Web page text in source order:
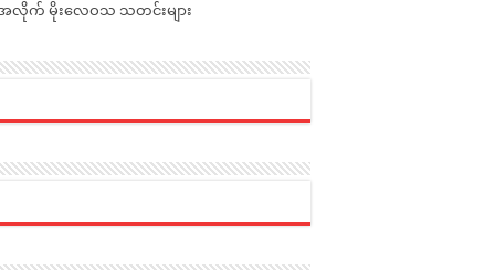
လိုက် မိုးလေဝသ သတင်းများ